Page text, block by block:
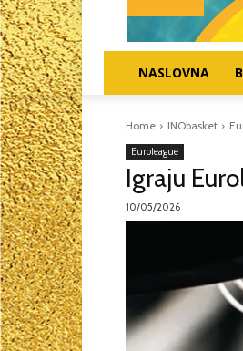
NASLOVNA
Home INObasket
Euroleague
Igraju
10/05/2026